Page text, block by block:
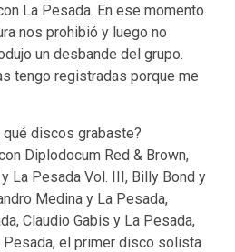
La Pesada. En ese momento
nos prohibió y luego no
un desbande del grupo.
tengo registradas porque me
qué discos grabaste?
Diplodocum Red & Brown,
La Pesada Vol. III, Billy Bond y
Medina y La Pesada,
Claudio Gabis y La Pesada,
el primer disco solista